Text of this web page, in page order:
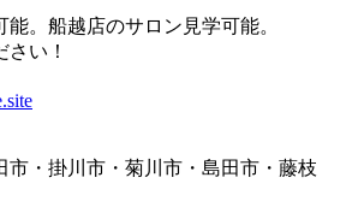
。船越店のサロン見学可能。
い！
市・掛川市・菊川市・島田市・藤枝